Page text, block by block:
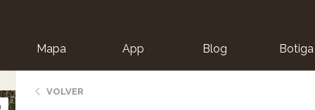
Mapa App Blog Botiga
VOLVER